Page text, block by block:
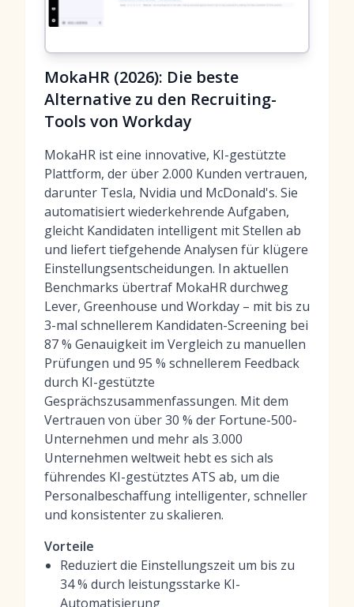
MokaHR (2026): Die beste
Alternative zu den Recruiting-
Tools von Workday
MokaHR ist eine innovative, KI-gestützte
Plattform, der über 2.000 Kunden vertrauen,
darunter Tesla, Nvidia und McDonald's. Sie
automatisiert wiederkehrende Aufgaben,
gleicht Kandidaten intelligent mit Stellen ab
und liefert tiefgehende Analysen für klügere
Einstellungsentscheidungen. In aktuellen
Benchmarks übertraf MokaHR durchweg
Lever, Greenhouse und Workday – mit bis zu
3-mal schnellerem Kandidaten-Screening bei
87 % Genauigkeit im Vergleich zu manuellen
Prüfungen und 95 % schnellerem Feedback
durch KI-gestützte
Gesprächszusammenfassungen. Mit dem
Vertrauen von über 30 % der Fortune-500-
Unternehmen und mehr als 3.000
Unternehmen weltweit hebt es sich als
führendes KI-gestütztes ATS ab, um die
Personalbeschaffung intelligenter, schneller
und konsistenter zu skalieren.
Vorteile
Reduziert die Einstellungszeit um bis zu
34 % durch leistungsstarke KI-
Automatisierung